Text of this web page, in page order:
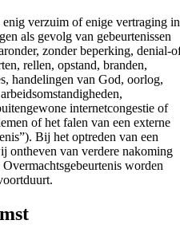
verzuim of enige vertraging in
als gevolg van gebeurtenissen
zonder beperking, denial-
rellen, opstand, branden,
handelingen van God, oorlog,
internetcongestie of
of het falen van een externe
Bij het optreden van een
ontheven van verdere nakoming
worden